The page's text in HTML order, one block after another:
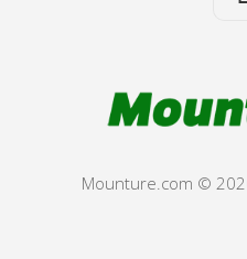
Mounture.com ©